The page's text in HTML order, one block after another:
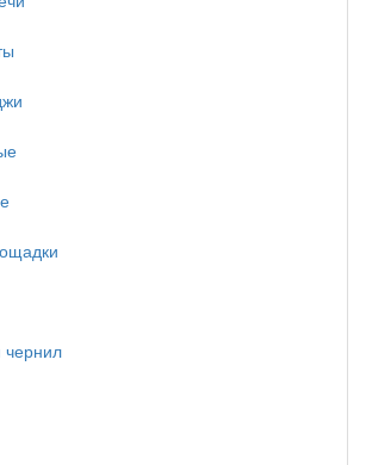
чернил